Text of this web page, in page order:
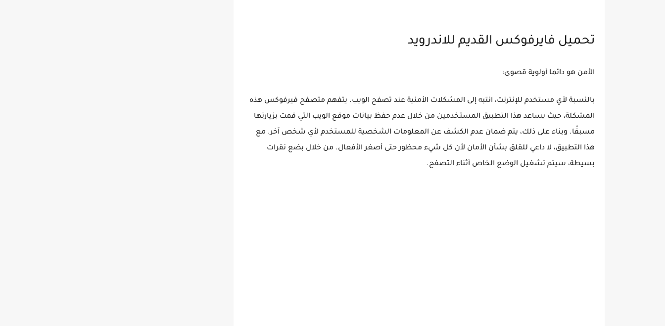
تحميل فايرفوكس القديم للاندرويد
الأمن هو دائما أولوية قصوى:
بالنسبة لأي مستخدم للإنترنت، انتبه إلى المشكلات الأمنية عند تصفح الويب. يتفهم متصفح فيرفوكس هذه
المشكلة، حيث يساعد هذا التطبيق المستخدمين من خلال عدم حفظ بيانات موقع الويب التي قمت بزيارتها
مسبقًا. وبناء على ذلك، يتم ضمان عدم الكشف عن المعلومات الشخصية للمستخدم لأي شخص آخر. مع
هذا التطبيق، لا داعي للقلق بشأن الأمان لأن كل شيء محظور حتى أصغر الأفعال. من خلال بضع نقرات
بسيطة، سيتم تشغيل الوضع الخاص أثناء التصفح.